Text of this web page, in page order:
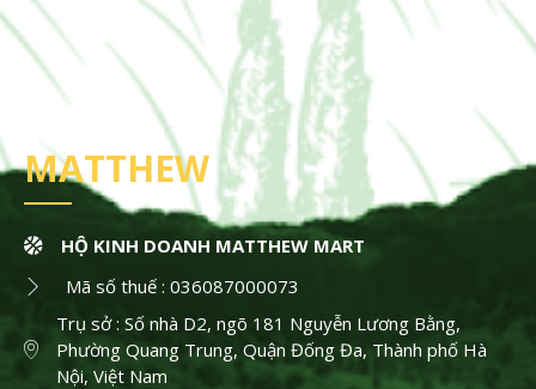
MATTHEW
HỘ KINH DOANH MATTHEW MART
Mã số thuế : 036087000073
Trụ sở : Số nhà D2, ngõ 181 Nguyễn Lương Bằng,
Phường Quang Trung, Quận Đống Đa, Thành phố Hà
Nội, Việt Nam